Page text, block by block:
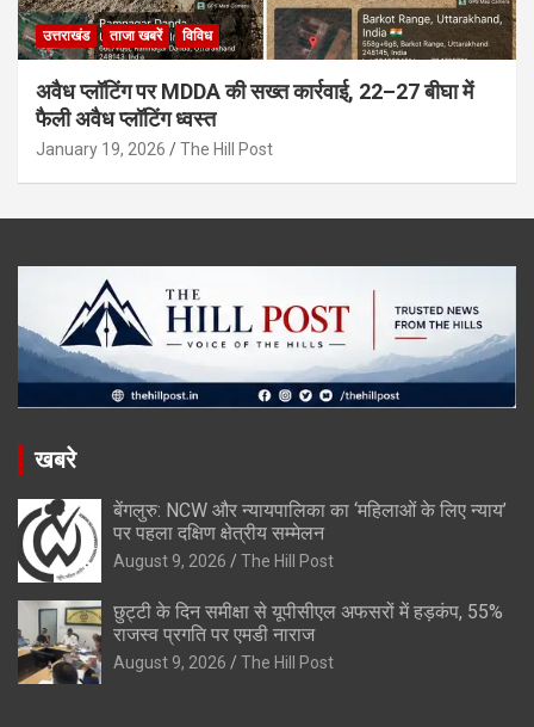
उत्तराखंड ताजा खबरें विविध
अवैध प्लॉटिंग पर MDDA की सख्त कार्रवाई, 22–27 बीघा में
फैली अवैध प्लॉटिंग ध्वस्त
January 19, 2026 The Hill Post
खबरे
बेंगलुरु: NCW और न्यायपालिका का ‘महिलाओं के लिए न्याय’
पर पहला दक्षिण क्षेत्रीय सम्मेलन
August 9, 2026 The Hill Post
छुट्टी के दिन समीक्षा से यूपीसीएल अफसरों में हड़कंप, 55%
राजस्व प्रगति पर एमडी नाराज
August 9, 2026 The Hill Post